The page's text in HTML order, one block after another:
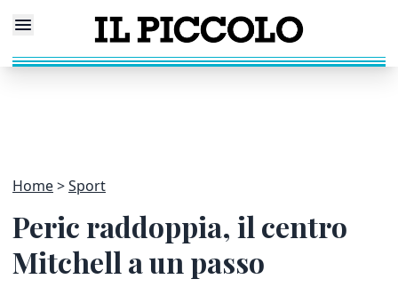
Home Sport
Peric raddoppia, il centro
Mitchell a un passo